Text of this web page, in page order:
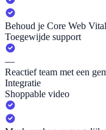
Behoud je Core Web
Toegewijde support
—
Reactief team met een
Integratie
Shoppable video